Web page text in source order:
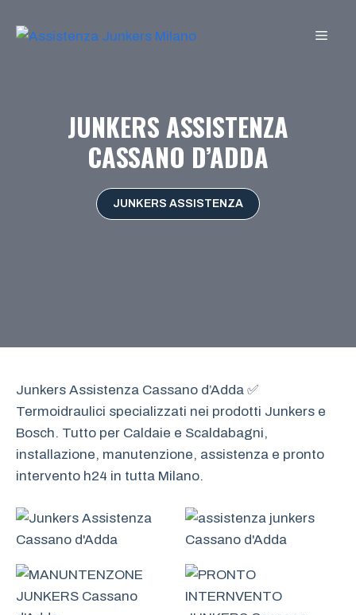
JUNKERS ASSISTENZA
CASSANO D’ADDA
JUNKERS ASSISTENZA
Junkers Assistenza Cassano d’Adda ✅
Termoidraulici specializzati nei prodotti Junkers e
Bosch. Tutto per Caldaie e Scaldabagni,
installazione, manutenzione, assistenza e pronto
intervento h24 in tutta Milano.